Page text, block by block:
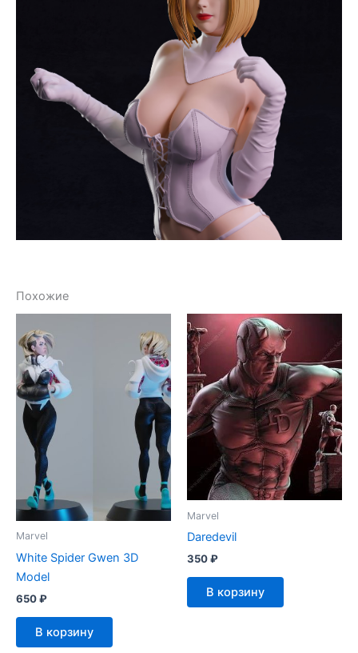
Похожие
Marvel
White Spider Gwen 3D
Model
650₽
В корзину
Marvel
Daredevil
350₽
В корзину